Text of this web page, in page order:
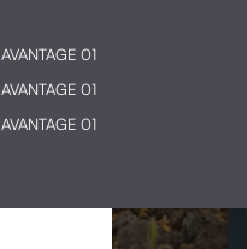
AVANTAGE 01
AVANTAGE 01
AVANTAGE 01